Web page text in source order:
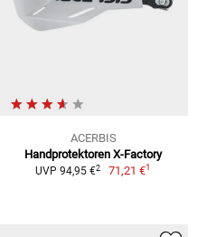
ACERBIS
Handprotektoren X-Factory
UVP 94,95 €2 71,21 €1